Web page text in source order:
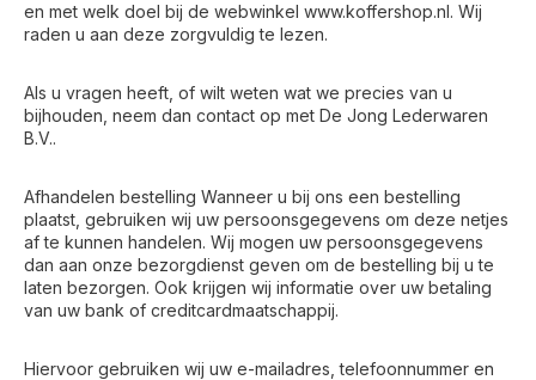
Voor 17:00 besteld, is vandaag verzonden (ma-vr)
en met welk doel bij de webwinkel www.koffershop.nl. Wij
raden u aan deze zorgvuldig te lezen.
Als u vragen heeft, of wilt weten wat we precies van u
bijhouden, neem dan contact op met De Jong Lederwaren
B.V..
Afhandelen bestelling Wanneer u bij ons een bestelling
plaatst, gebruiken wij uw persoonsgegevens om deze netjes
af te kunnen handelen. Wij mogen uw persoonsgegevens
dan aan onze bezorgdienst geven om de bestelling bij u te
laten bezorgen. Ook krijgen wij informatie over uw betaling
van uw bank of creditcardmaatschappij.
Hiervoor gebruiken wij uw e-mailadres, telefoonnummer en